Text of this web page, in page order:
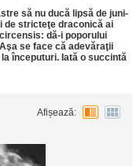
să nu ducă lipsă de juni-
de stricteţe draconică ai
dă-i poporului
se face că adevăraţii
începuturi. Iată o succintă
Afișează: